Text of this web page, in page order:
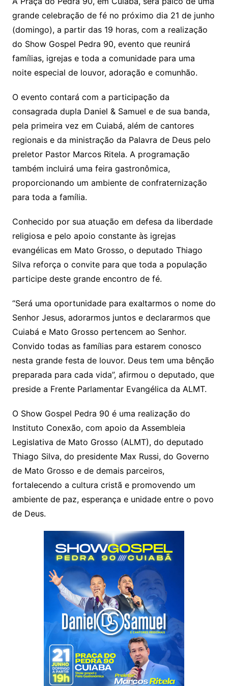
Li
n
k
A
p
p
a
m
dI
n
e
Cl
a
s
o
m
e
s
s
a
g
e
lo
o
k.
c
o
y
p
e
h
o
o
M
ai
e
a
d
s
ai
l
ar
e
grande celebração de fé no próximo dia 21 de junho
(domingo), a partir das 19 horas, com a realização
do Show Gospel Pedra 90, evento que reunirá
famílias, igrejas e toda a comunidade para uma
noite especial de louvor, adoração e comunhão.
O evento contará com a participação da
consagrada dupla Daniel & Samuel e de sua banda,
pela primeira vez em Cuiabá, além de cantores
regionais e da ministração da Palavra de Deus pelo
preletor Pastor Marcos Ritela. A programação
também incluirá uma feira gastronômica,
proporcionando um ambiente de confraternização
para toda a família.
Conhecido por sua atuação em defesa da liberdade
religiosa e pelo apoio constante às igrejas
evangélicas em Mato Grosso, o deputado Thiago
Silva reforça o convite para que toda a população
participe deste grande encontro de fé.
“Será uma oportunidade para exaltarmos o nome do
Senhor Jesus, adorarmos juntos e declararmos que
Cuiabá e Mato Grosso pertencem ao Senhor.
Convido todas as famílias para estarem conosco
nesta grande festa de louvor. Deus tem uma bênção
preparada para cada vida”, afirmou o deputado, que
preside a Frente Parlamentar Evangélica da ALMT.
O Show Gospel Pedra 90 é uma realização do
Instituto Conexão, com apoio da Assembleia
Legislativa de Mato Grosso (ALMT), do deputado
Thiago Silva, do presidente Max Russi, do Governo
de Mato Grosso e de demais parceiros,
fortalecendo a cultura cristã e promovendo um
ambiente de paz, esperança e unidade entre o povo
de Deus.